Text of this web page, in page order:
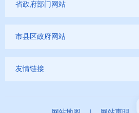
省政府部门网站
市县区政府网站
友情链接